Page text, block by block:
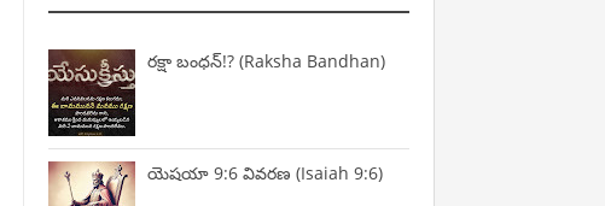
రక్షా బంధన్!? (Raksha Bandhan)
యెషయా 9:6 వివరణ (Isaiah 9:6)